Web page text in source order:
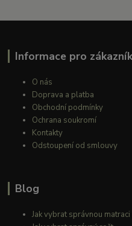
Informace pro
O nás
Doprava a platba
Obchodní podmínky
Ochrana soukromí
Kontakty
Odstoupení od smlouvy
Blog
Jak vybrat správnou